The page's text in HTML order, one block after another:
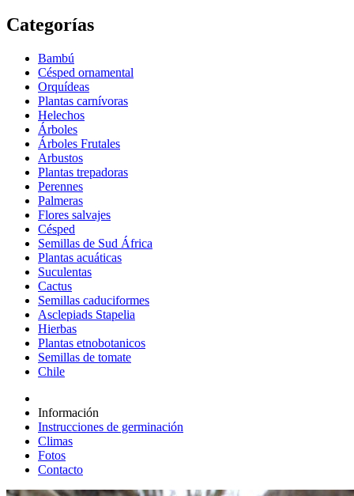
Categorías
Bambú
Césped ornamental
Orquídeas
Plantas carnívoras
Helechos
Árboles
Árboles Frutales
Arbustos
Plantas trepadoras
Perennes
Palmeras
Flores salvajes
Césped
Semillas de Sud África
Plantas acuáticas
Suculentas
Cactus
Semillas caduciformes
Asclepiads Stapelia
Hierbas
Plantas etnobotanicos
Semillas de tomate
Chile
Información
Instrucciones de germinación
Climas
Fotos
Contacto